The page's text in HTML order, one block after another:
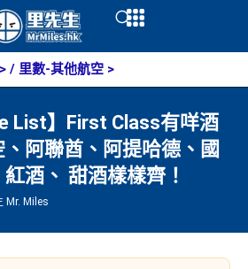
Open
/ 里數-其他航空 >
List】First Class有咩酒
阿聯酋、阿提哈德、國
酒、 甜酒樣樣齊！
Mr. Miles